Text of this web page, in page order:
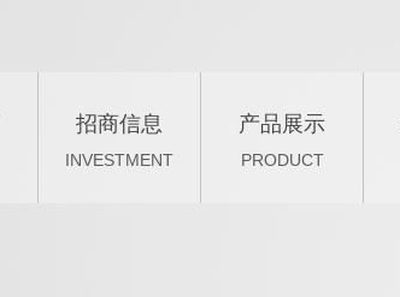
招商信息
INVESTMENT
产品展示
PRODUCT